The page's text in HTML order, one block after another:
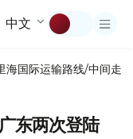
中文
海国际运输路线/中间走廊
东两次登陆